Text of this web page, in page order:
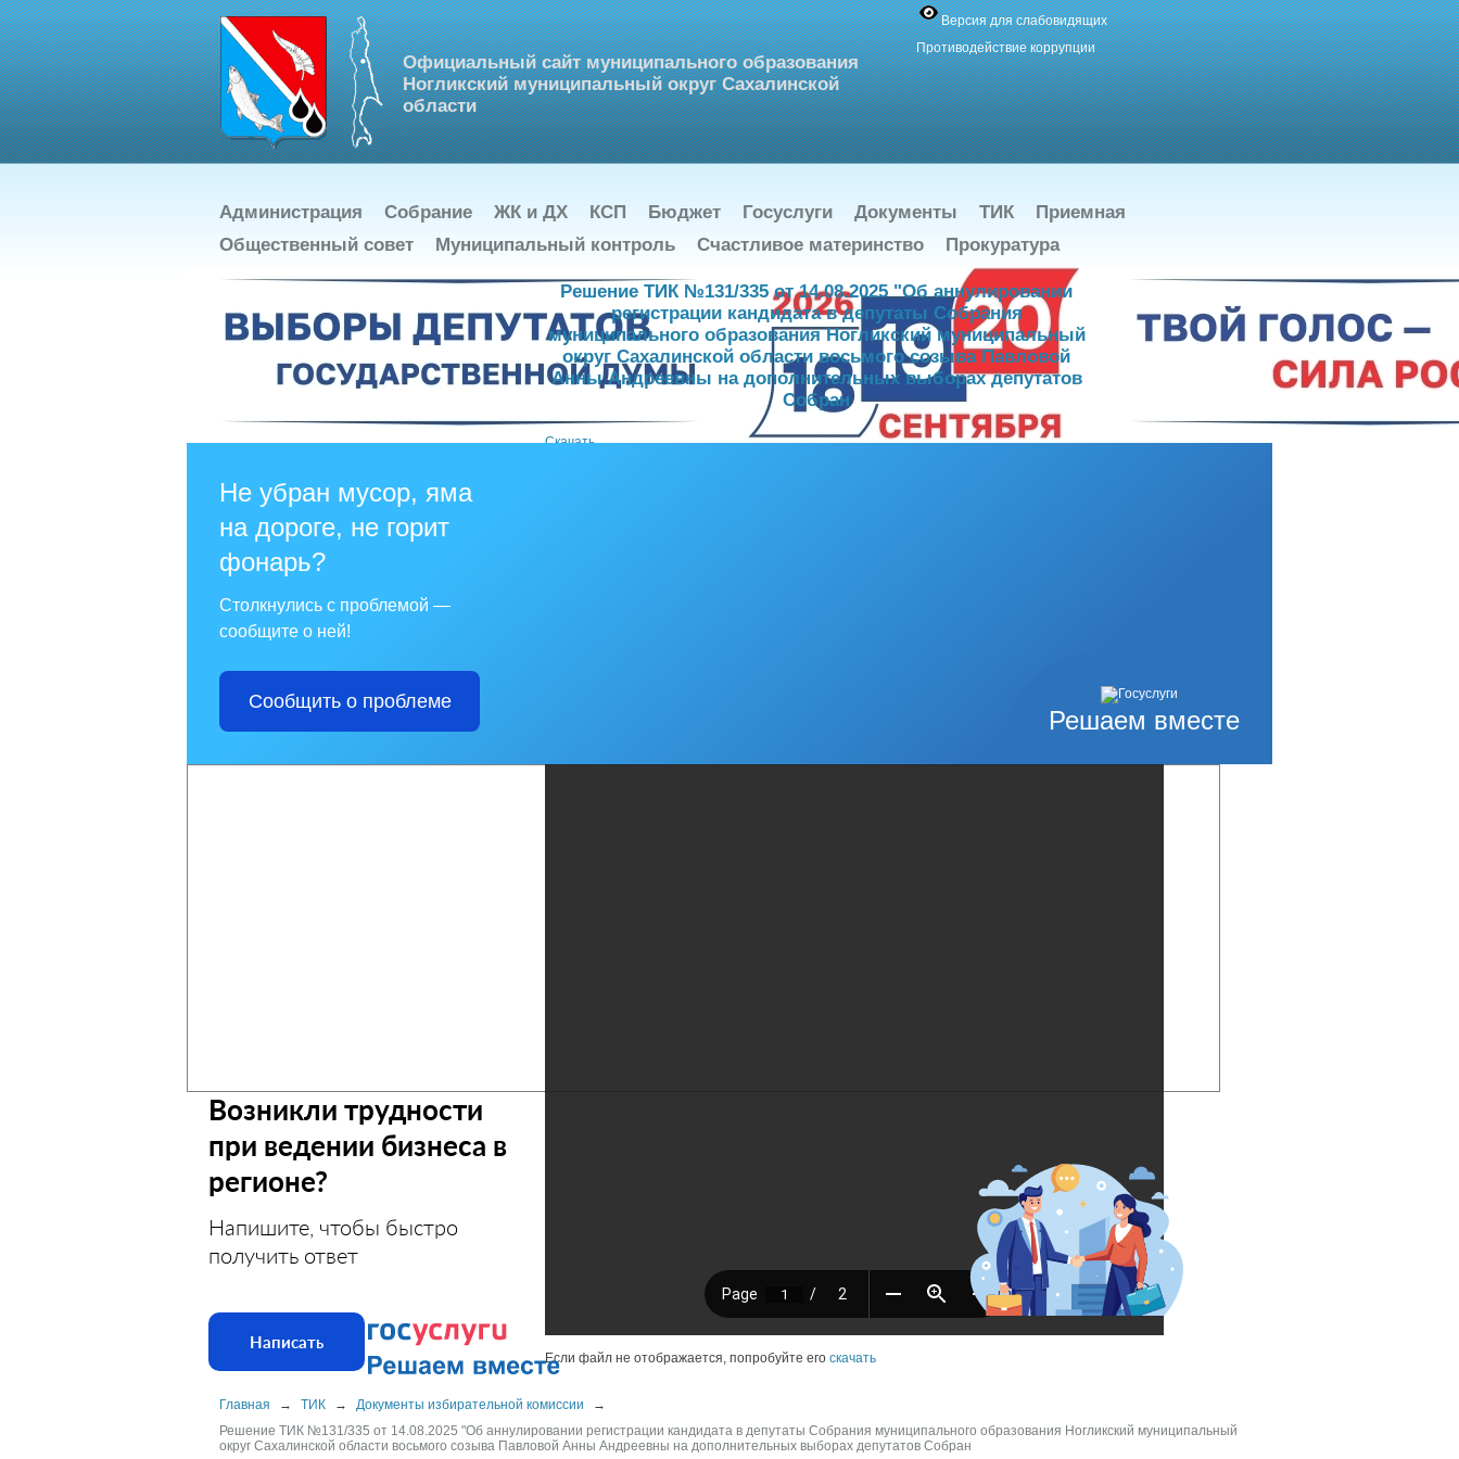
Официальный сайт муниципального образования
Ногликский муниципальный округ Сахалинской
области
Версия для слабовидящих
Противодействие коррупции
Администрация Собрание ЖК и ДХ КСП Бюджет Госуслуги Документы ТИК
Приемная
Общественный совет
Муниципальный контроль Счастливое материнство Прокуратура
Решаем вместе
Не убран мусор, яма
на дороге, не горит
фонарь?
Столкнулись с проблемой —
сообщите о ней!
Сообщить о проблеме
Возникли трудности
при ведении бизнеса в
регионе?
Напишите, чтобы быстро
получить ответ
Написать
Главная → ТИК → Документы избирательной комиссии
→
Решение ТИК №131/335 от 14.08.2025 "Об аннулировании регистрации кандидата в депутаты Собрания муниципального образования Ногликский муниципальный
округ Сахалинской области восьмого созыва Павловой Анны Андреевны на дополнительных выборах депутатов Собран
Решение ТИК №131/335 от 14.08.2025 "Об аннулировании
регистрации кандидата в депутаты Собрания
муниципального образования Ногликский муниципальный
округ Сахалинской области восьмого созыва Павловой
Анны Андреевны на дополнительных выборах депутатов
Собран
Скачать
Если файл не отображается, попробуйте его скачать